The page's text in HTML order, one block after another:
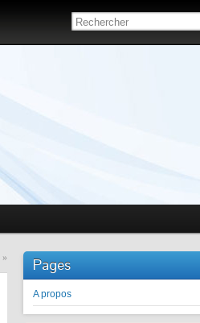
» Pages
A propos